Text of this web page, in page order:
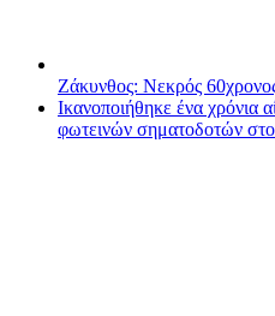
Ζάκυνθος: Νεκρός
Ικανοποιήθηκε ένα χρόνια
φωτεινών σηματοδοτών